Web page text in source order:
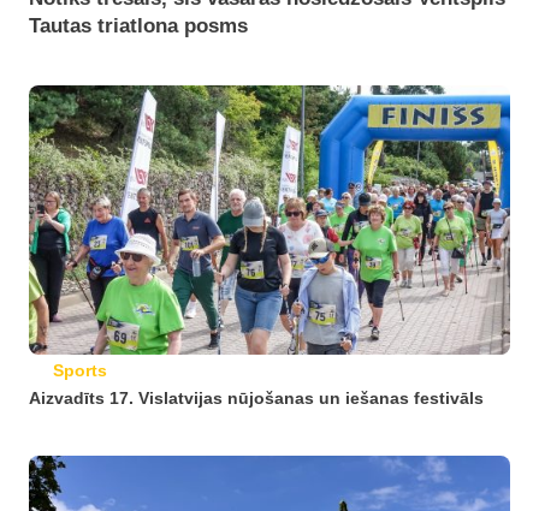
Tautas triatlona posms
Sports
Aizvadīts 17. Vislatvijas nūjošanas un iešanas festivāls